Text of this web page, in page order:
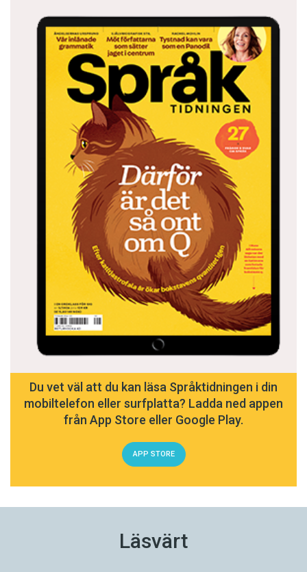
Du vet väl att du kan läsa Språktidningen i din
mobiltelefon eller surfplatta? Ladda ned appen
från App Store eller Google Play.
APP STORE
Läsvärt